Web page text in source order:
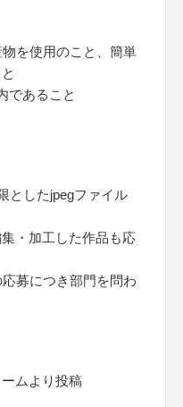
を使用のこと、簡単
であること
としたjpegファイル
・加工した作品も応
募につき部門を問わ
ムより投稿